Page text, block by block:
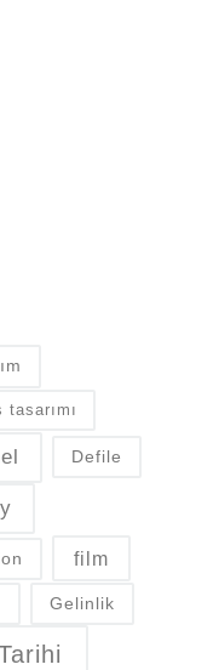
tasarımı
Defile
film
Gelinlik